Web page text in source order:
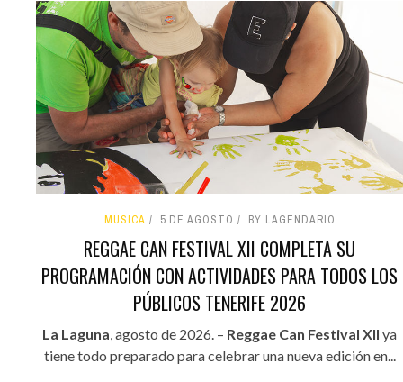
MÚSICA 5 DE AGOSTO BY LAGENDARIO
REGGAE CAN FESTIVAL XII COMPLETA SU
PROGRAMACIÓN CON ACTIVIDADES PARA TODOS LOS
PÚBLICOS TENERIFE 2026
La Laguna, agosto de 2026. – Reggae Can Festival XII ya
tiene todo preparado para celebrar una nueva edición en...